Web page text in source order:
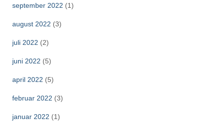
september 2022 (1)
august 2022 (3)
juli 2022 (2)
juni 2022 (5)
april 2022 (5)
februar 2022 (3)
januar 2022 (1)